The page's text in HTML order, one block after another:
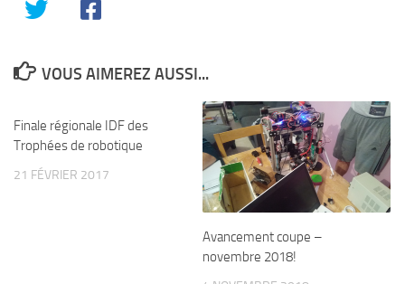
VOUS AIMEREZ AUSSI...
Finale régionale IDF des
Trophées de robotique
21 FÉVRIER 2017
Avancement coupe –
novembre 2018!